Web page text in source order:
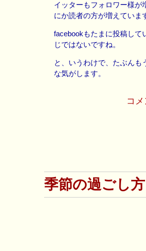
イッターもフォロワー様が
にか読者の方が増えていま
facebookもたまに投稿して
じではないですね。
と、いうわけで、たぶん
な気がします。
コ
季節の過ごし方